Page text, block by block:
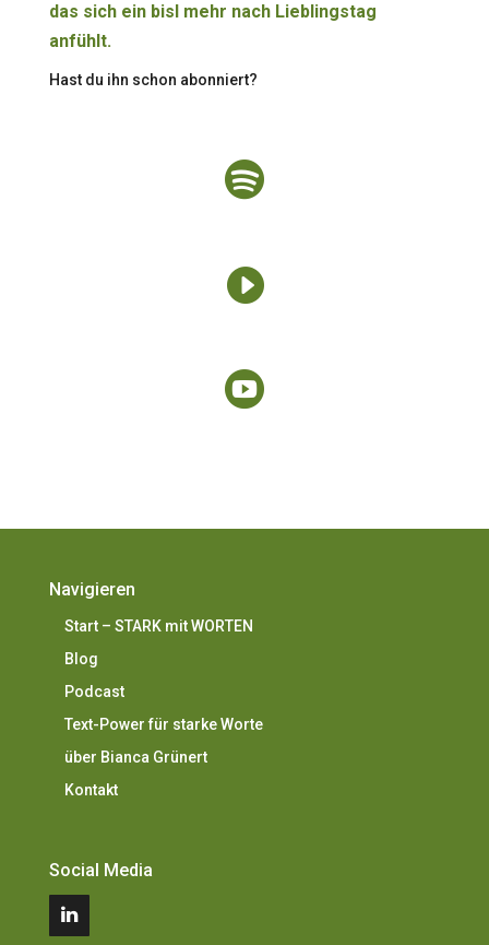
das sich ein bisl mehr nach Lieblingstag
anfühlt.
Hast du ihn schon abonniert?



Navigieren
Start – STARK mit WORTEN
Blog
Podcast
Text-Power für starke Worte
über Bianca Grünert
Kontakt
Social Media